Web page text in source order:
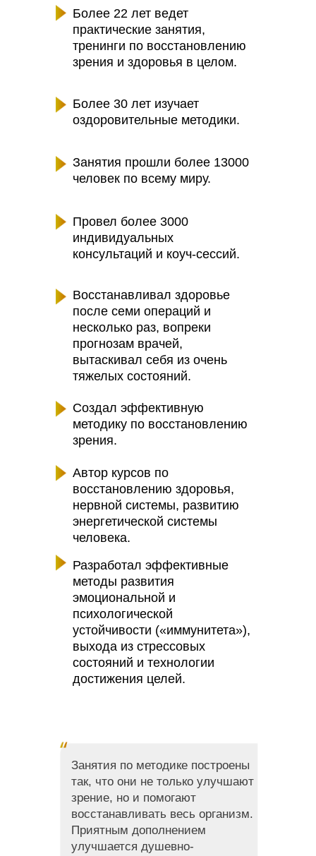
Более 22 лет ведет
практические занятия,
тренинги по восстановлению
зрения и здоровья в целом.
Более 30 лет изучает
оздоровительные методики.
Занятия прошли более 13000
человек по всему миру.
Провел более 3000
индивидуальных
консультаций и коуч-сессий.
Восстанавливал здоровье
после семи операций и
несколько раз, вопреки
прогнозам врачей,
вытаскивал себя из очень
тяжелых состояний.
Создал эффективную
методику по восстановлению
зрения.
Автор курсов по
восстановлению здоровья,
нервной системы, развитию
энергетической системы
человека.
Разработал эффективные
методы развития
эмоциональной и
психологической
устойчивости («иммунитета»),
выхода из стрессовых
состояний и технологии
достижения целей.
Занятия по методике построены
так, что они не только улучшают
зрение, но и помогают
восстанавливать весь организм.
Приятным дополнением
улучшается душевно-